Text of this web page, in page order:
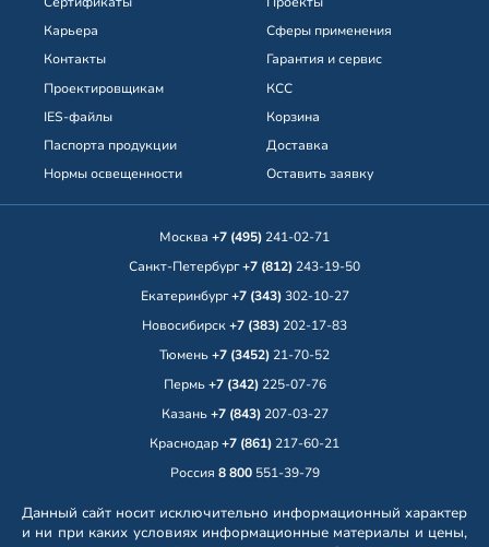
Карьера
Контакты
Сферы применения
Гарантия и сервис
Проектировщикам
IES-файлы
Паспорта продукции
Нормы освещенности
КСС
Корзина
Доставка
Оставить заявку
Москва +7 (495) 241-02-71
Санкт-Петербург+7 (812) 243-19-50
Екатеринбург+7 (343)302-10-27
Новосибирск+7 (383) 202-17-83
Тюмень+7 (3452) 21-70-52
Пермь+7 (342)225-07-76
Казань+7 (843)207-03-27
Краснодар+7 (861) 217-60-21
Россия 8 800551-39-79
Данный сайт носит исключительно информационный характер
и ни при каких условиях информационные материалы и цены,